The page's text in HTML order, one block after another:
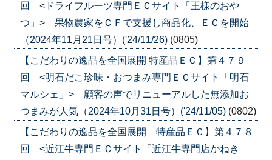
回 <ドライフルーツ専門ＥＣサイト「王様のおや
つ」> 果物農家をＣＦで支援し商品化、ＥＣを開始
（2024年11月21日号）('24/11/26) (0805)
【こだわりの逸品を全国展開 特産品ＥＣ】第４７９
回 <明石だこ珍味・おつまみ専門ＥＣサイト「明石
マルシェ」> 顧客の声でリニューアルした無添加お
つまみが人気（2024年10月31日号）('24/11/05) (0802)
【こだわりの逸品を全国展開 特産品ＥＣ】第４７８
回 <近江牛専門ＥＣサイト「近江牛専門店かねき